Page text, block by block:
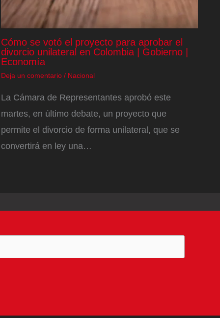
Cómo se votó el proyecto para aprobar el
divorcio unilateral en Colombia | Gobierno |
Economía
Deja un comentario / Nacional
La Cámara de Representantes aprobó este
martes, en último debate, un proyecto que
permite el divorcio de forma unilateral, que se
convertirá en ley una…